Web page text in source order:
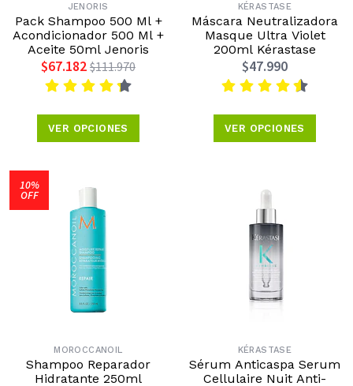
JENORIS
Pack Shampoo 500 Ml +
Acondicionador 500 Ml +
Aceite 50ml Jenoris
$67.182 $111.970
VER OPCIONES
KÉRASTASE
Máscara Neutralizadora
Masque Ultra Violet
200ml Kérastase
$47.990
VER OPCIONES
10%
OFF
MOROCCANOIL
Shampoo Reparador
Hidratante 250ml
KÉRASTASE
Sérum Anticaspa Serum
Cellulaire Nuit Anti-